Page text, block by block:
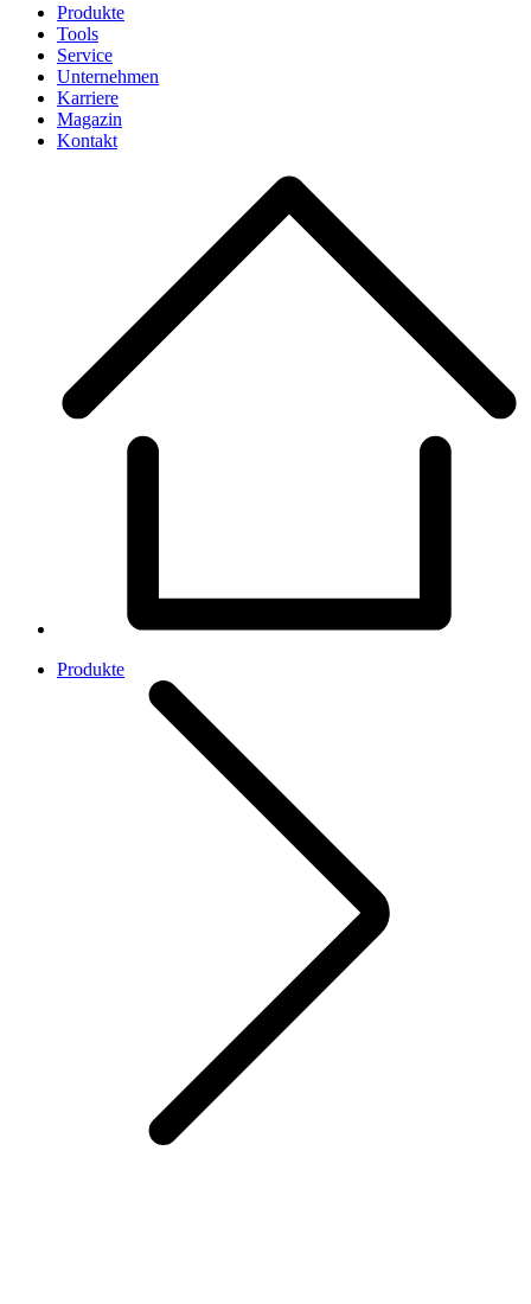
Produkte
Tools
Service
Unternehmen
Karriere
Magazin
Kontakt
Produkte